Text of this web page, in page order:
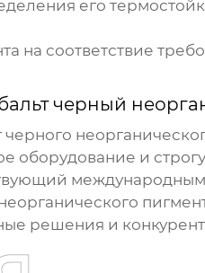
его
на соответствие
черный
черного
оборудование и
решения и